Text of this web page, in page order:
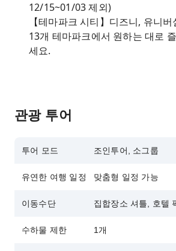
12/15~01/03 제외)
【테마파크 시티】디즈니, 유니
13개 테마파크에서 원하는 대로
세요.
관광 투어
투어 모드 조인투어, 소그룹
유연한 여행 일정 맞춤형 일정 가능
이동수단 집합장소 셔틀, 호텔
수하물 제한 1개